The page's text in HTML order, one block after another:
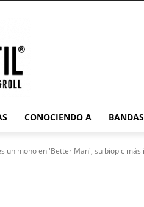
CONOCIENDO A BANDAS
un mono en 'Better Man', su biopic